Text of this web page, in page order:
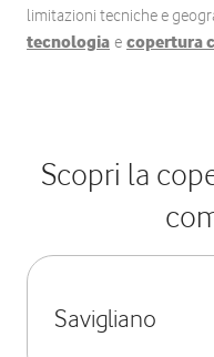
limitazioni tecniche e
tecnologia e copertura
Scopri la
Savigliano